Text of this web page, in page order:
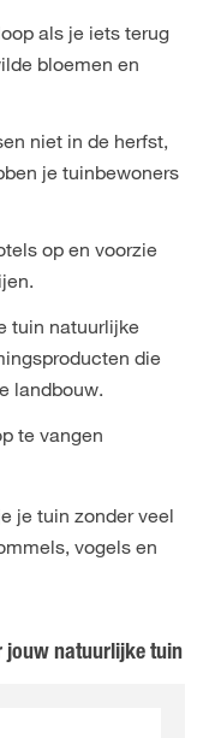
als je iets terug
bloemen en
niet in de herfst,
je tuinbewoners
op en voorzie
tuin natuurlijke
die
landbouw.
te vangen
je tuin zonder veel
vogels en
jouw natuurlijke tuin